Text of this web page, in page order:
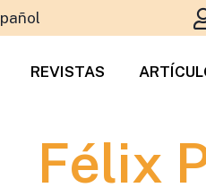
REVISTAS
Félix